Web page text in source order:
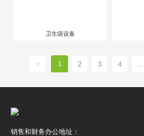
卫生级设备
< 1 2 3 4 ...
销售和财务办公地址：